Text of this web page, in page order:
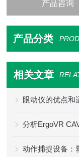
产品咨询
产品分类
相关文章
眼动仪的优点和
分析ErgoVR
动作捕捉设备：